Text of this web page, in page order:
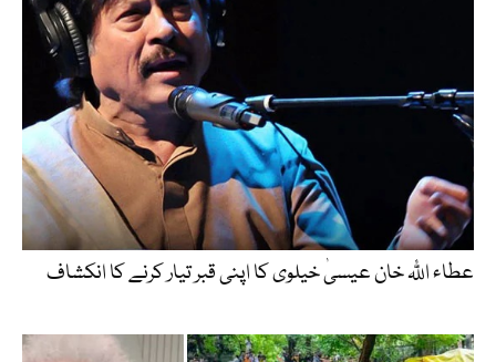
عطاء اللّٰہ خان عیسیٰ خیلوی کا اپنی قبر تیار کرنے کا انکشاف